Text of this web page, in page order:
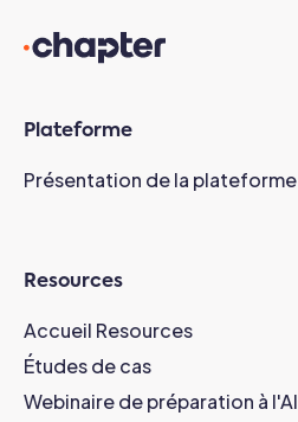
Plateforme
Présentation de la plateforme
Resources
Accueil Resources
Études de cas
Webinaire de préparation à l'AI